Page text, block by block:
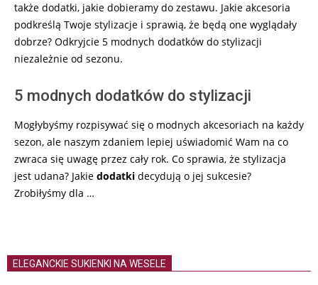
także dodatki, jakie dobieramy do zestawu. Jakie akcesoria
podkreślą Twoje stylizacje i sprawią, że będą one wyglądały
dobrze? Odkryjcie 5 modnych dodatków do stylizacji
niezależnie od sezonu.
5 modnych dodatków do stylizacji
Mogłybyśmy rozpisywać się o modnych akcesoriach na każdy
sezon, ale naszym zdaniem lepiej uświadomić Wam na co
zwraca się uwagę przez cały rok. Co sprawia, że stylizacja
jest udana? Jakie dodatki decydują o jej sukcesie?
Zrobiłyśmy dla …
ELEGANCKIE SUKIENKI NA WESELE